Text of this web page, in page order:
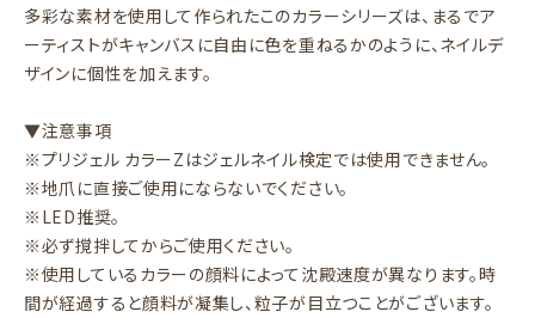
多彩な素材を使用して作られたこのカラーシリーズは、まるでア
ーティストがキャンバスに自由に色を重ねるかのように、ネイルデ
ザインに個性を加えます。
▼注意事項
※プリジェル カラーZはジェルネイル検定では使用できません。
※地爪に直接ご使用にならないでください。
※LED推奨。
※必ず撹拌してからご使用ください。
※使用しているカラーの顔料によって沈殿速度が異なります。時
間が経過すると顔料が凝集し、粒子が目立つことがございます。